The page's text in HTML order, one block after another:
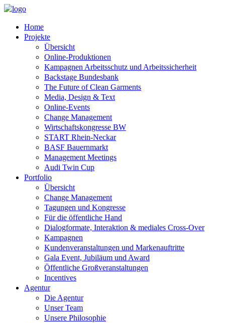
Home
Projekte
Übersicht
Online-Produktionen
Kampagnen Arbeitsschutz und Arbeitssicherheit
Backstage Bundesbank
The Future of Clean Garments
Media, Design & Text
Online-Events
Change Management
Wirtschaftskongresse BW
START Rhein-Neckar
BASF Bauernmarkt
Management Meetings
Audi Twin Cup
Portfolio
Übersicht
Change Management
Tagungen und Kongresse
Für die öffentliche Hand
Dialogformate, Interaktion & mediales Cross-Over
Kampagnen
Kundenveranstaltungen und Markenauftritte
Gala Event, Jubiläum und Award
Öffentliche Großveranstaltungen
Incentives
Agentur
Die Agentur
Unser Team
Unsere Philosophie